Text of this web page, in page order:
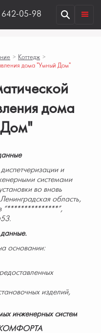
642-05-98
> Коттедж >
дома "Умный Дом"
дома
и
системами
во вновь
область,
“***************”,
основании:
изделий,
инженерных систем